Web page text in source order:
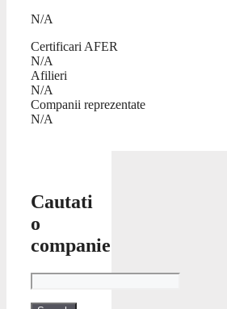
N/A
Certificari AFER
N/A
Afilieri
N/A
Companii reprezentate
N/A
Cautati
o
companie